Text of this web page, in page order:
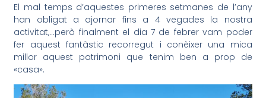
El mal temps d’aquestes primeres setmanes de l’any
han obligat a ajornar fins a 4 vegades la nostra
activitat,…però finalment el dia 7 de febrer vam poder
fer aquest fantàstic recorregut i conèixer una mica
millor aquest patrimoni que tenim ben a prop de
«casa».